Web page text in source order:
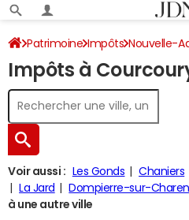
Patrimoine Impôts Nouvelle-
Charente-Maritime Courcoury
Impôts à
Voir aussi : Les Gonds Chaniers
La Jard
Dompierre-sur-
à une autre ville